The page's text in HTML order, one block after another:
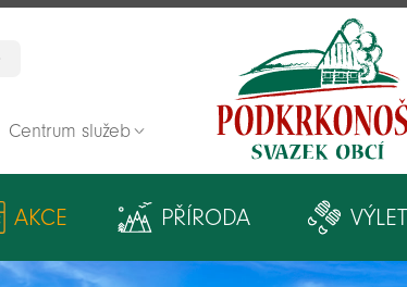
Zpět na titulní stranu
Centrum služeb
AKCE PŘÍRODA